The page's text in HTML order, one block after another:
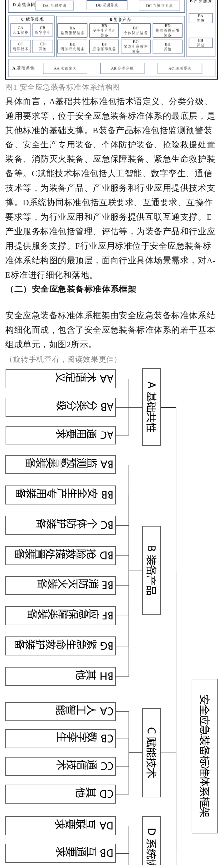
图 1 安全应急装备标准体系结构图
具体而言， A基础共性标准包括术语定义、分类分级、
通用要求等，位于安全应急装备标准体系的最底层，是
其他标准的基础支撑。B装备产品标准包括监测预警装
备、安全生产专用装备、个体防护装备、抢 险救援处置
装备、消防灭火装备、应急保障装备、紧急生命救护装
备等。 C赋能技术标准包括人工智能、数字孪生、通信
技术等，为装备产品、产业服务和行业应用提供技术支
撑。D系统协同 标准包括互联要求、互通要求、互操作
要求等，为行业应用和产业服务提供互联互通支撑。 E
产业服务标准包括管理、评估等，为装备产品和行业应
用提供服务支撑。F行业应用标准位于安全应急装备标
准体系结构图的最顶层，面向行业具体场景需求，对A-
E标准进行细化和落地。
（二）安全应急装备标准体系框架
安全应急装备标准体系框架由安全应急装备标准体系结
构细化而成，包含了安全应急装备标准体系的若干基本
组成单元 ， 如图 2所示。
（旋转手机查看，阅读效果更佳）